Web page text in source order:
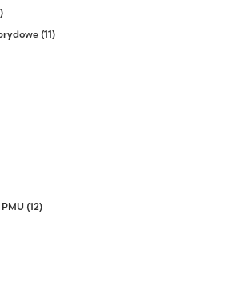
(11)
(12)